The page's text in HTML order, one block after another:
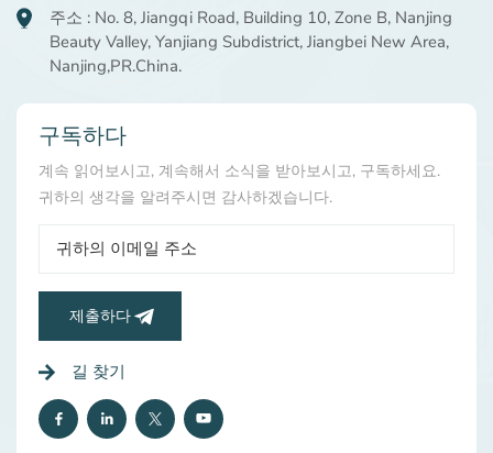
주소 : No. 8, Jiangqi Road, Building 10, Zone B, Nanjing
Beauty Valley, Yanjiang Subdistrict, Jiangbei New Area,
Nanjing,PR.China.
구독하다
계속 읽어보시고, 계속해서 소식을 받아보시고, 구독하세요.
귀하의 생각을 알려주시면 감사하겠습니다.
제출하다
길 찾기